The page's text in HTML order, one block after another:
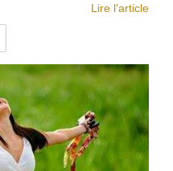
Lire l'article